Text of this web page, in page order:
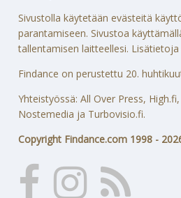
Sivustolla käytetään evästeitä
parantamiseen. Sivustoa
tallentamisen laitteellesi.
Findance on perustettu 20.
Yhteistyössä: All Over Press,
Nostemedia ja Turbovisio.fi.
Copyright Findance.com 1998 -